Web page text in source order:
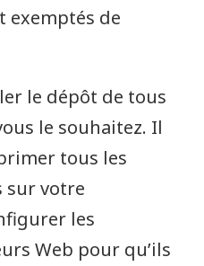
exemptés de
le dépôt de tous
le souhaitez. Il
tous les
sur votre
les
Web pour qu’ils